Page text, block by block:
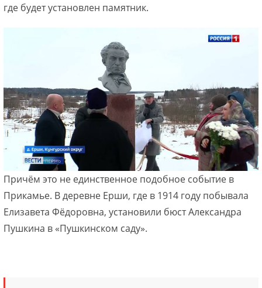
где будет установлен памятник.
Причём это не единственное подобное событие в
Прикамье. В деревне Ерши, где в 1914 году побывала
Елизавета Фёдоровна, установили бюст Александра
Пушкина в «Пушкинском саду».